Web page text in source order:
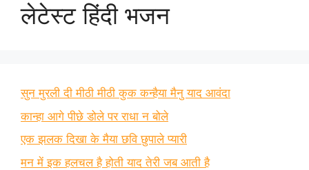
लेटेस्ट हिंदी भजन
सुन मुरली दी मीठी मीठी कुक कन्हैया मैनु याद आवंदा
कान्हा आगे पीछे डोले पर राधा न बोले
एक झलक दिखा के मैया छवि छुपाले प्यारी
मन में इक हलचल है होती याद तेरी जब आती है